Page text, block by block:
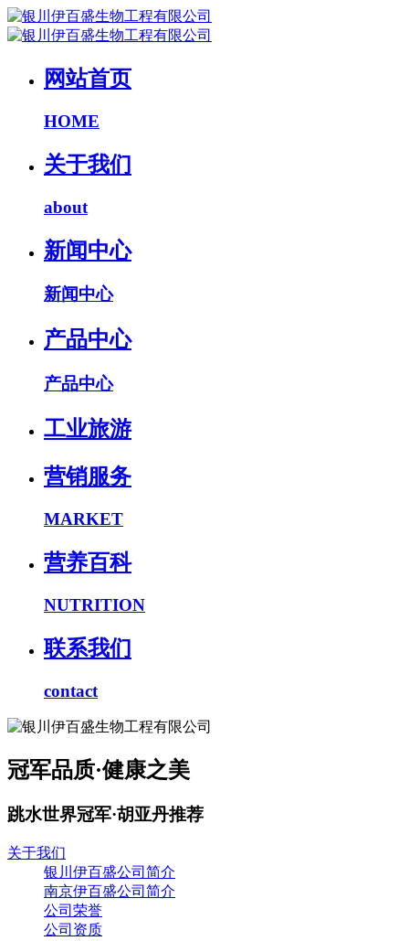
网站首页
HOME
关于我们
about
新闻中心
新闻中心
产品中心
产品中心
工业旅游
营销服务
MARKET
营养百科
NUTRITION
联系我们
contact
冠军品质·健康之美
跳水世界冠军·胡亚丹推荐
关于我们
银川伊百盛公司简介
南京伊百盛公司简介
公司荣誉
公司资质